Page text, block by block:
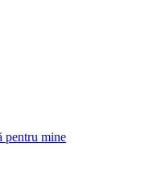
pentru mine